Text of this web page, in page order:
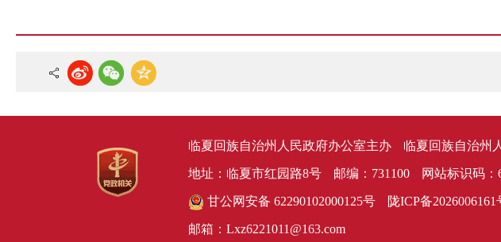
临夏回族自治州人民政府办公室主办 临夏回族自治州
地址：临夏市红园路8号 邮编：731100 网站标识码：
甘公网安备 62290102000125号 陇ICP备2026006161
邮箱：Lxz6221011@163.com